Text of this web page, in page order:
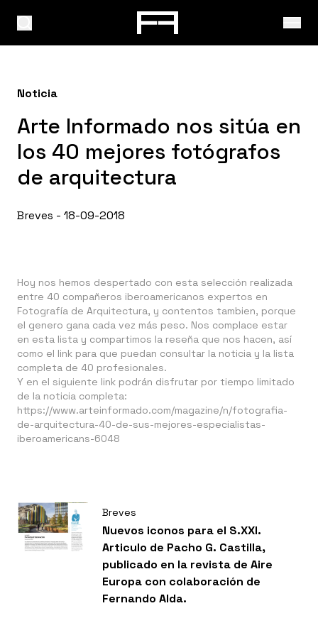
Noticia
Arte Informado nos sitúa en
los 40 mejores fotógrafos
de arquitectura
Breves - 18-09-2018
Hoy nos hemos despertado con esta selección realizada
entre 40 compañeros iberoamericanos expertos en
Fotografía de Arquitectura, y contentos tambien, porque
el genero gana cada vez más peso. Nos complace estar
en esta lista y compartimos la reseña que nos hacen, así
como el link para que puedan consultar la noticia y la lista
completa de 40 profesionales.
Y en el siguiente link podrán disfrutar por tiempo limitado
de la noticia completa:
https://www.arteinformado.com/magazine/n/fotografia-
de-arquitectura-40-de-sus-mejores-especialistas-
iberoamericans-6048
Breves
Nuevos iconos para el S.XXI.
Articulo de Pacho G. Castilla,
publicado en la revista de Aire
Europa con colaboración de
Fernando Alda.